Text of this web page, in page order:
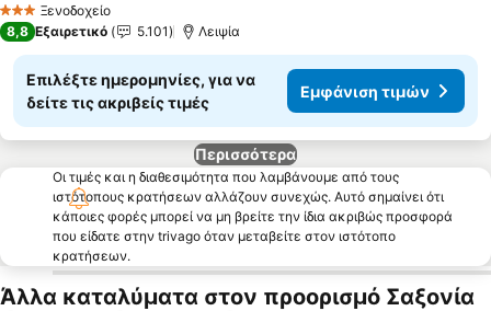
3 ΑστέριαΞενοδοχείο
8,8 Εξαιρετικό 5.101 Λειψία
Επιλέξτε ημερομηνίες, για να
δείτε τις ακριβείς τιμές
Εμφάνιση τιμών
Περισσότερα
Οι τιμές και η διαθεσιμότητα που λαμβάνουμε από τους
ιστότοπους κρατήσεων αλλάζουν συνεχώς. Αυτό σημαίνει ότι
κάποιες φορές μπορεί να μη βρείτε την ίδια ακριβώς προσφορά
που είδατε στην trivago όταν μεταβείτε στον ιστότοπο
κρατήσεων.
Άλλα καταλύματα στον προορισμό Σαξονία